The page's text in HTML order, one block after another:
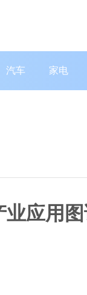
汽车 家电
业应用